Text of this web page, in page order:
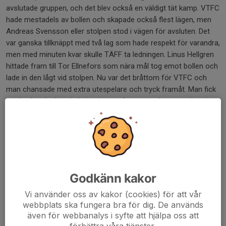
avslutade gruppen, och det blev också en väldigt tät kamp. VTFC
hade mestadels av bollen och skapade också flest lägen, men
Andreas Svensson eller stolpen stod i vägen för avsluten. Det
var ganska tillknäppt med två lag som hade respekt för varandra,
men med minuten kvar skulle TÄFF ta ledningen. Linus Hellgren
hittade fram till Tor Ellnefors som nära mål tog emot bollen och
lade in den lågt vid stolpen. Nu var det bråttom för VTFC och
man chansade med extra utespelare och tryck framåt. Man fick
med sekunder kvar in kvitteringen efter tre avslut varav det sista
hittade målet. Därmed blev det straffar och VTFC fick ett tidigt
övertag då TÄFF missade sin första straff. Men TÄFF kom
tillbaka när Andreas Svensson räddade den tredje och vad som
kunde blivit den avgörande straffen från VTFC. Framme i den
femte straffomgången gjorde han samma sak och nu fick
iskall i sitt utförande och TÄFF var klara för en guldmatch mot
Fritsla.
Final : TÄFF - Fritsla IF
Godkänn kakor
Vi använder oss av kakor (cookies) för att vår
webbplats ska fungera bra för dig. De används
även för webbanalys i syfte att hjälpa oss att